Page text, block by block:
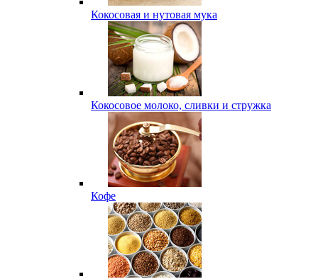
Кокосовая и нутовая мука
Кокосовое молоко, сливки и стружка
Кофе